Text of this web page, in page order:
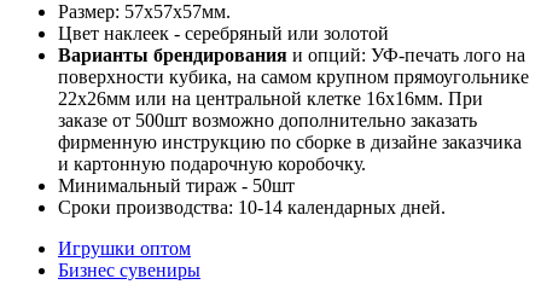
Размер: 57х57х57мм.
Цвет наклеек - серебряный или золотой
Варианты брендирования и опций: УФ-печать лого на
поверхности кубика, на самом крупном прямоугольнике
22х26мм или на центральной клетке 16х16мм. При
заказе от 500шт возможно дополнительно заказать
фирменную инструкцию по сборке в дизайне заказчика
и картонную подарочную коробочку.
Минимальный тираж - 50шт
Сроки производства: 10-14 календарных дней.
Игрушки оптом
Бизнес сувениры